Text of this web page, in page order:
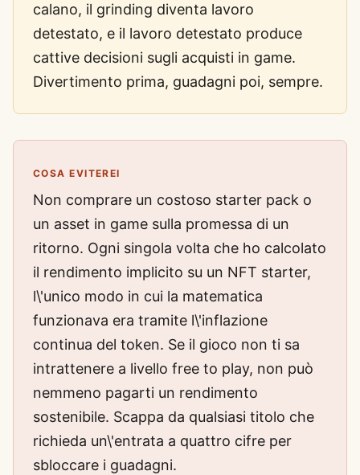
calano, il grinding diventa lavoro
detestato, e il lavoro detestato produce
cattive decisioni sugli acquisti in game.
Divertimento prima, guadagni poi, sempre.
COSA EVITEREI
Non comprare un costoso starter pack o
un asset in game sulla promessa di un
ritorno. Ogni singola volta che ho calcolato
il rendimento implicito su un NFT starter,
l\'unico modo in cui la matematica
funzionava era tramite l\'inflazione
continua del token. Se il gioco non ti sa
intrattenere a livello free to play, non può
nemmeno pagarti un rendimento
sostenibile. Scappa da qualsiasi titolo che
richieda un\'entrata a quattro cifre per
sbloccare i guadagni.